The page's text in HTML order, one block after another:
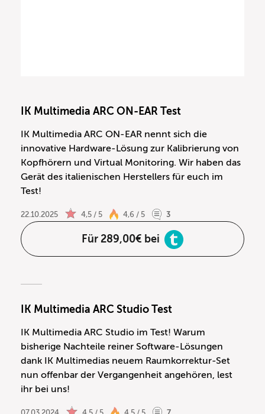
IK Multimedia ARC ON-EAR Test
IK Multimedia ARC ON-EAR nennt sich die
innovative Hardware-Lösung zur Kalibrierung von
Kopfhörern und Virtual Monitoring. Wir haben das
Gerät des italienischen Herstellers für euch im
Test!
22.10.2025 4,5 / 5 4,6 / 5 3
Für 289,00€ bei
IK Multimedia ARC Studio Test
IK Multimedia ARC Studio im Test! Warum
bisherige Nachteile reiner Software-Lösungen
dank IK Multimedias neuem Raumkorrektur-Set
nun offenbar der Vergangenheit angehören, lest
ihr bei uns!